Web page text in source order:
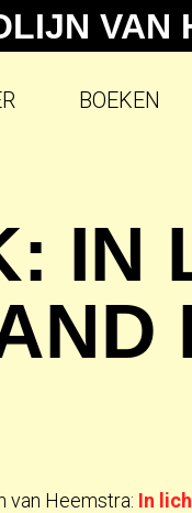
VAN
BOEKEN
IN
van Heemstra: In